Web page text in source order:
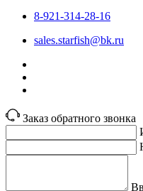
8-921-314-28-16
sales.starfish@bk.ru
Заказ обратного звонка